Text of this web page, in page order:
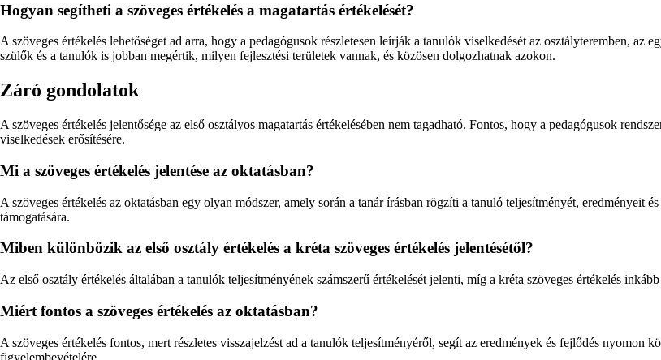
Hogyan segítheti a szöveges értékelés a magatartás értékelését?
A szöveges értékelés lehetőséget ad arra, hogy a pedagógusok részletesen leírják a tanulók viselkedését az osztályteremben, az
szülők és a tanulók is jobban megértik, milyen fejlesztési területek vannak, és közösen dolgozhatnak azokon.
Záró gondolatok
A szöveges értékelés jelentősége az első osztályos magatartás értékelésében nem tagadható. Fontos, hogy a pedagógusok
viselkedések erősítésére.
Mi a szöveges értékelés jelentése az oktatásban?
A szöveges értékelés az oktatásban egy olyan módszer, amely során a tanár írásban rögzíti a tanuló teljesítményét, eredményeit
támogatására.
Miben különbözik az első osztály értékelés a kréta szöveges értékelés jelentésétől?
Az első osztály értékelés általában a tanulók teljesítményének számszerű értékelését jelenti, míg a kréta szöveges értékelés
Miért fontos a szöveges értékelés az oktatásban?
A szöveges értékelés fontos, mert részletes visszajelzést ad a tanulók teljesítményéről, segít az eredmények és fejlődés nyomon
figyelembevételére.